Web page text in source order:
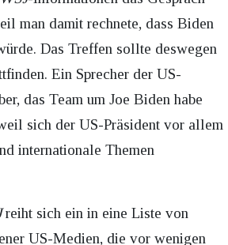
man damit rechnete, dass Biden
Das Treffen sollte deswegen
Ein Sprecher der US-
das Team um Joe Biden habe
sich der US-Präsident vor allem
internationale Themen
reiht sich ein in eine Liste von
US-Medien, die vor wenigen